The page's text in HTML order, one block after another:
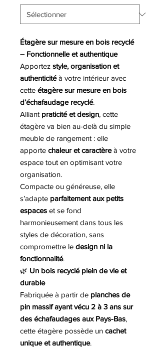
Étagère sur mesure en bois recyclé
– Fonctionnelle et authentique
Apportez style, organisation et
authenticitéà votre intérieur avec
cette étagère sur mesure en bois
d’échafaudage recyclé.
Alliant praticité et design, cette
étagère va bien au-delà du simple
meuble de rangement : elle
apporte chaleur et caractèreà votre
espace tout en optimisant votre
organisation.
Compacte ou généreuse, elle
s’adapte parfaitement aux petits
espaces et se fond
harmonieusement dans tous les
styles de décoration, sans
compromettre le design ni la
fonctionnalité.
🌿 Un bois recyclé plein de vie et
durable
Fabriquée à partir de planches de
pin massif ayant vécu 2 à 3 ans sur
des échafaudages aux Pays-Bas,
cette étagère possède un cachet
unique et authentique.